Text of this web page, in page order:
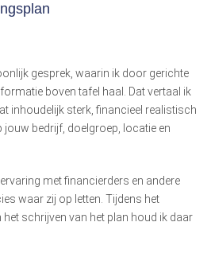
gesprek, waarin ik door gerichte
boven tafel haal. Dat vertaal ik
inhoudelijk sterk, financieel realistisch
bedrijf, doelgroep, locatie en
met financierders en andere
waar zij op letten. Tijdens het
schrijven van het plan houd ik daar